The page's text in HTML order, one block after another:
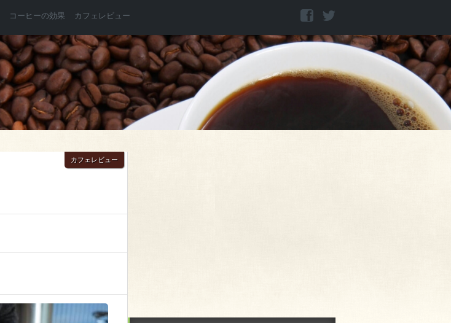
コーヒーの効果 カフェレビュー
カフェレビュー